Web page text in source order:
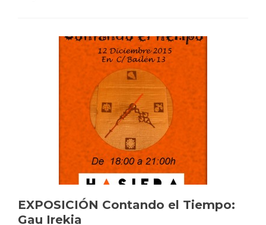
EXPOSICIÓN Contando el Tiempo:
Gau Irekia